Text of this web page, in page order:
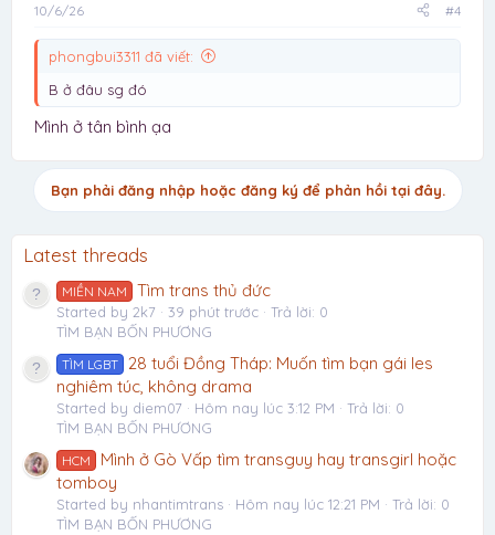
10/6/26 #4
phongbui3311 đã viết:
B ở đâu sg đó
Mình ở tân bình ạa
Bạn phải đăng nhập hoặc đăng ký để phản hồi tại đây.
Latest threads
MIỀN NAM Tìm trans thủ đức
Started by 2k7 39 phút trước
Trả lời: 0
TÌM BẠN BỐN PHƯƠNG
TÌM LGBT
28 tuổi Đồng Tháp: Muốn tìm bạn gái les
nghiêm túc, không drama
Started by diem07 Hôm nay lúc 3:12 PM
Trả lời: 0
TÌM BẠN BỐN PHƯƠNG
HCM
Mình ở Gò Vấp tìm transguy hay transgirl hoặc
tomboy
Started by nhantimtrans Hôm nay lúc 12:21 PM
Trả lời: 0
TÌM BẠN BỐN PHƯƠNG